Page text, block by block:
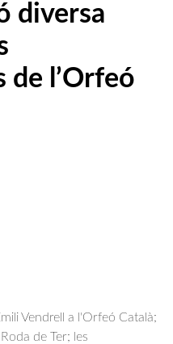
diversa
de l’Orfeó
Vendrell a l'Orfeó Català;
de Ter; les